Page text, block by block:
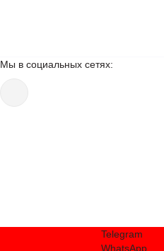
Мы в социальных сетях:
Telegram
WhatsApp